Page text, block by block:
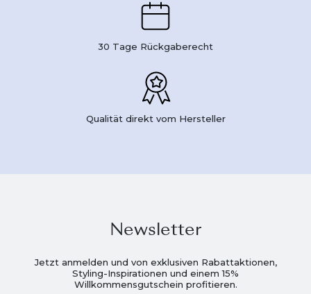
30 Tage Rückgaberecht
Qualität direkt vom Hersteller
Newsletter
Jetzt anmelden und von exklusiven Rabattaktionen,
Styling-Inspirationen und einem 15%
Willkommensgutschein profitieren.